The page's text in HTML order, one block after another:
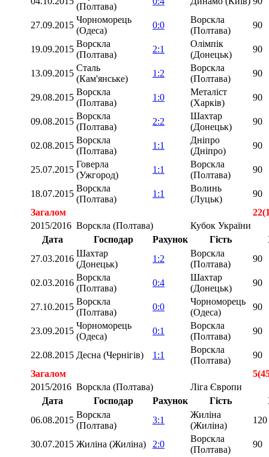
(Полтава)
27.09.2015
Чорноморець
(Одеса)
0:0
Ворскла
(Полтава)
90
19.09.2015
Ворскла
(Полтава)
2:1
Олімпік
(Донецьк)
90
13.09.2015
Сталь
(Кам'янське)
1:2
Ворскла
(Полтава)
90
29.08.2015
Ворскла
(Полтава)
1:0
Металіст
(Харків)
90
09.08.2015
Ворскла
(Полтава)
2:2
Шахтар
(Донецьк)
90
02.08.2015
Ворскла
(Полтава)
1:1
Дніпро
(Дніпро)
90
25.07.2015
Говерла
(Ужгород)
1:1
Ворскла
(Полтава)
90
18.07.2015
Ворскла
(Полтава)
1:1
Волинь
(Луцьк)
90
Загалом
2015/2016 Ворскла (Полтава)
Кубок України
Дата
Господар Рахунок Гість
27.03.2016
Шахтар
(Донецьк)
1:2
Ворскла
(Полтава)
90
02.03.2016
Ворскла
(Полтава)
0:4
Шахтар
(Донецьк)
90
27.10.2015
Ворскла
(Полтава)
0:0
Чорноморець
(Одеса)
90
23.09.2015
Чорноморець
(Одеса)
0:1
Ворскла
(Полтава)
90
22.08.2015 Десна (Чернігів) 1:1
Ворскла
(Полтава)
90
Загалом
2015/2016 Ворскла (Полтава)
Ліга Європи
Дата
Господар Рахунок Гість
06.08.2015
Ворскла
(Полтава)
3:1
Жиліна
(Жиліна)
120
30.07.2015 Жиліна (Жиліна) 2:0
Ворскла
(Полтава)
90